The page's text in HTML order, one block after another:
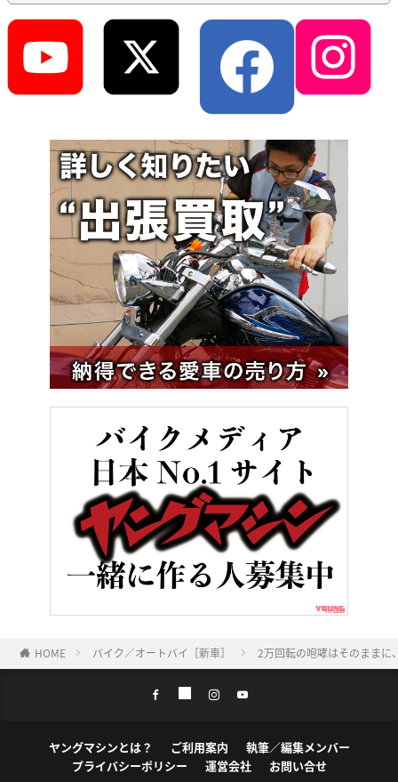
HOME バイク／オートバイ［新車］ 2万回転の咆哮はそのままに
ヤングマシンとは？ ご利用案内
執筆／編集メンバー
プライバシーポリシー
運営会社 お問い合せ